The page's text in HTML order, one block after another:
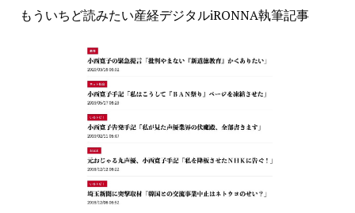
もういちど読みたい産経デジタルiRONNA執筆記事